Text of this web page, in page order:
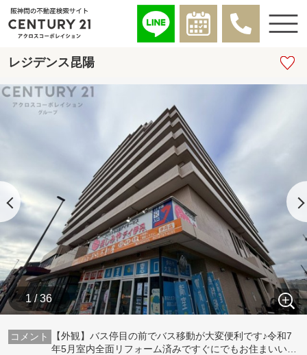
レジデンス昆陽
【外観】バス停目の前でバス移動が大変便利です♪令和7
年5月室内全面リフォーム済みですぐにでもお住まいいた
1 / 36